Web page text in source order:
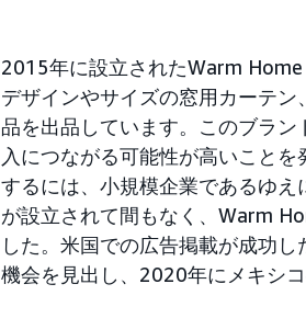
2015年に設立されたWarm
デザインやサイズの窓用カーテ
品を出品しています。このブラ
入につながる可能性が高いこと
するには、小規模企業であるゆえ
が設立されて間もなく、Warm
した。米国での広告掲載が成功
機会を見出し、2020年にメキシコ